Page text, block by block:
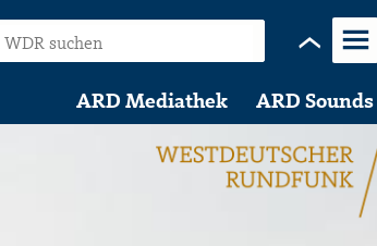
Menü
ARD Mediathek ARD Sounds